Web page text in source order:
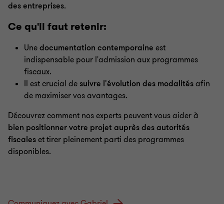
des entreprises.
Ce qu'il faut retenir:
Unedocumentation contemporaine est
indispensable pour l'admission aux programmes
fiscaux.
Il est crucial desuivre l'évolution des modalitésafin
de maximiser vos avantages.
Découvrez comment nos experts peuvent vous aider à
bien positionner votre projet auprès des autorités
fiscaleset tirer pleinement parti des programmes
disponibles.